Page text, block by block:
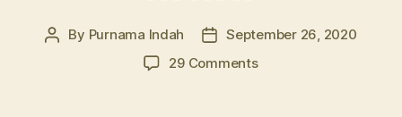
Post
By Purnama Indah
PostSeptember 26, 2020
29 Commentson